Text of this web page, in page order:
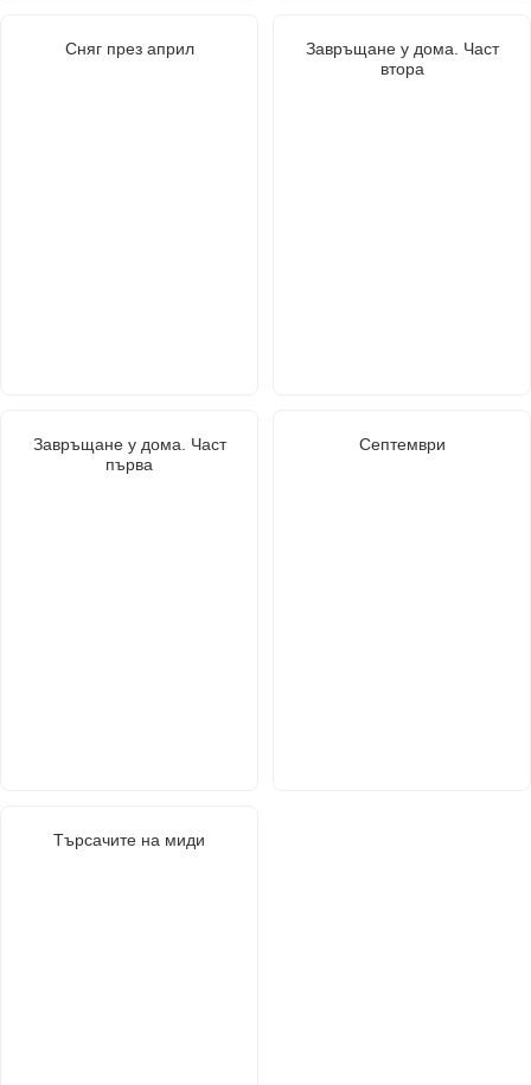
Сняг през април
Завръщане у дома. Част
втора
Завръщане у дома. Част
първа
Септември
Търсачите на миди